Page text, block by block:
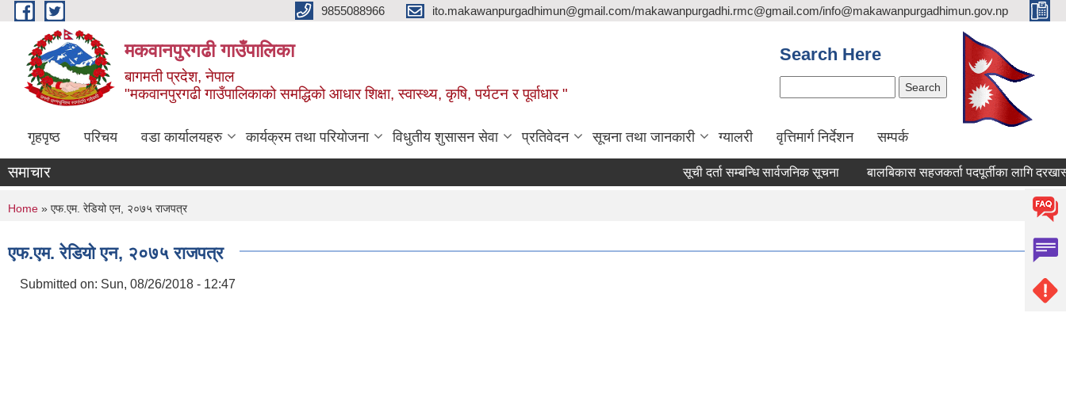
Skip to main content 9855088966 ito.makawanpurgadhimun@gmail.com/makawanpurgadhi.rmc@gmail.com/info@makawanpurgadhimun.gov.np
मकवानपुरगढी गाउँपालिका
बागमती प्रदेश, नेपाल
"मकवानपुरगढी गाउँपालिकाको समद्धिको आधार शिक्षा, स्‍वास्‍थ्‍य, कृषि, पर्यटन र पूर्वाधार "
Search Here
गृहपृष्ठ परिचय वडा कार्यालयहरु कार्यक्रम तथा परियोजना विधुतीय शुसासन सेवा प्रतिवेदन सूचना तथा जानकारी ग्यालरी वृत्तिमार्ग निर्देशन सम्पर्क
समाचार सूची दर्ता सम्बन्धि सार्वजनिक सूचना बालबिकास सहजकर्ता पदपूर्तीका लागि दरखास्त
You are here
Home » एफ.एम. रेडियो एन, २०७५ राजपत्र
एफ.एम. रेडियो एन, २०७५ राजपत्र
Submitted on: Sun, 08/26/2018 - 12:47